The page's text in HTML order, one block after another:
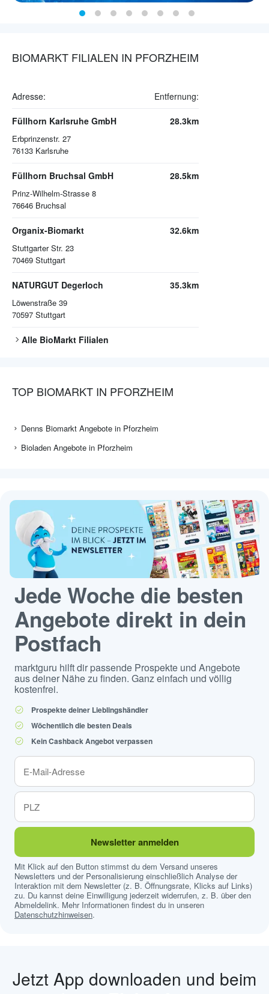
BIOMARKT FILIALEN IN PFORZHEIM
Adresse: Entfernung:
Füllhorn Karlsruhe GmbH
Erbprinzenstr. 27
76133 Karlsruhe
28.3km
Füllhorn Bruchsal GmbH
Prinz-Wilhelm-Strasse 8
76646 Bruchsal
28.5km
Organix-Biomarkt
Stuttgarter Str. 23
70469 Stuttgart
32.6km
NATURGUT Degerloch
Löwenstraße 39
70597 Stuttgart
35.3km
Alle BioMarkt Filialen
TOP BIOMARKT IN PFORZHEIM
Denns Biomarkt Angebote in Pforzheim
Bioladen Angebote in Pforzheim
Jede Woche die besten
Angebote direkt in dein
Postfach
marktguru hilft dir passende Prospekte und Angebote
aus deiner Nähe zu finden. Ganz einfach und völlig
kostenfrei.
Prospekte deiner Lieblingshändler
Wöchentlich die besten Deals
Kein Cashback Angebot verpassen
Newsletter anmelden
Mit Klick auf den Button stimmst du dem Versand unseres
Newsletters und der Personalisierung einschließlich Analyse der
Interaktion mit dem Newsletter (z. B. Öffnungsrate, Klicks auf Links)
zu. Du kannst deine Einwilligung jederzeit widerrufen, z. B. über den
Abmeldelink. Mehr Informationen findest du in unseren
Datenschutzhinweisen.
Jetzt App downloaden und beim